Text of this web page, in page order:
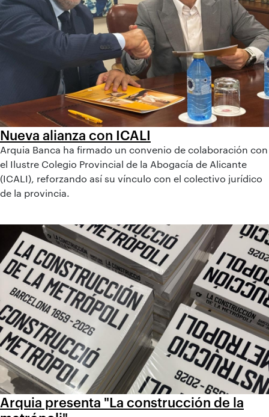
Nueva alianza con ICALI
Arquia Banca ha firmado un convenio de colaboración con
el Ilustre Colegio Provincial de la Abogacía de Alicante
(ICALI), reforzando así su vínculo con el colectivo jurídico
de la provincia.
Arquia presenta "La construcción de la